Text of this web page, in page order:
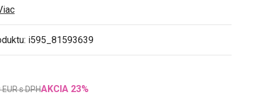
i595_81593639
EURs DPHAKCIA 23%